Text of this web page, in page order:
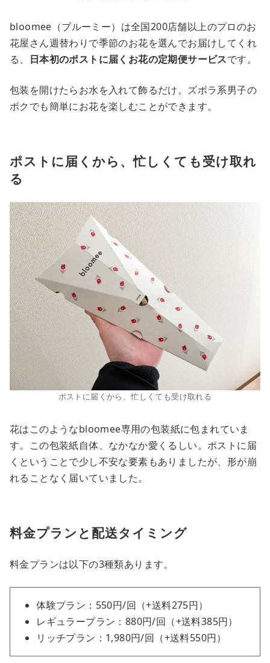
bloomee（ブルーミー）は全国200店舗以上のプロのお
花屋さん週替わりで季節のお花を選んでお届けしてくれ
る、 日本初のポストに届くお花の定期便サービスです。
包装を開けたらお水を入れて飾るだけ。ズボラ系男子の
ボクでも簡単にお花を楽しむことができます。
ポストに届くから、忙しくても受け取れ
る
ポストに届くから、忙しくても受け取れる
花はこのようなbloomee専用の包装紙に包まれていま
す。この包装紙自体、なかなか愛くるしい。ポストに届
くということで少し不安な要素もありましたが、形が崩
れることなく届いていました。
料金プランと配送タイミング
料金プランは以下の3種類あります。
体験プラン：550円/回（+送料275円）
レギュラープラン：880円/回（+送料385円）
リッチプラン：1,980円/回（+送料550円）